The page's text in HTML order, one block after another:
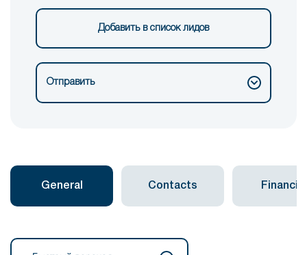
Добавить в список лидов
Отправить
General Contacts Financial